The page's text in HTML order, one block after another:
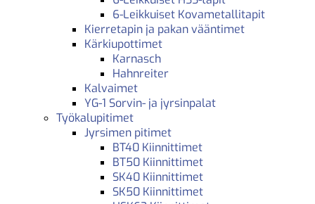
6-Leikkuiset Kovametallitapit
Kierretapin ja pakan vääntimet
Kärkiupottimet
Karnasch
Hahnreiter
Kalvaimet
YG-1 Sorvin- ja jyrsinpalat
Työkalupitimet
Jyrsimen pitimet
BT40 Kiinnittimet
BT50 Kiinnittimet
SK40 Kiinnittimet
SK50 Kiinnittimet